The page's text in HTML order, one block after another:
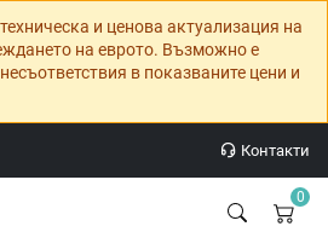
и ценова актуализация на
на еврото. Възможно е
в показваните цени и
Контакти
0